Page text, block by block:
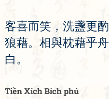
客喜而笑 ， 洗盞更酌
狼藉。 相與枕藉乎舟
白 。
Tiền Xích Bích phú